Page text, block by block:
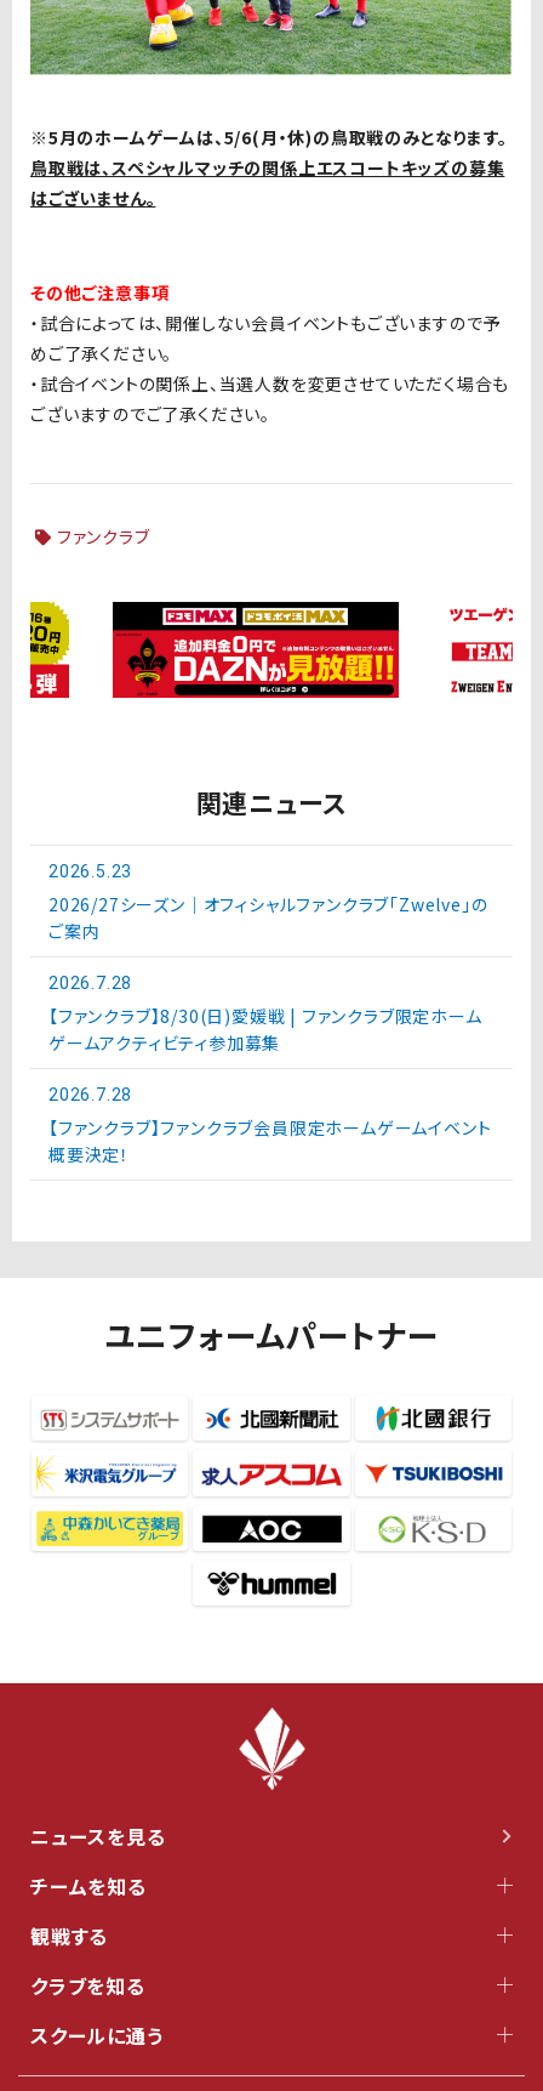
※5月のホームゲームは、5/6(月・休)の鳥取戦のみとなります。
鳥取戦は、スペシャルマッチの関係上エスコートキッズの募集
はございません。
その他ご注意事項
・試合によっては、開催しない会員イベントもございますので予
めご了承ください。
・試合イベントの関係上、当選人数を変更させていただく場合も
ございますのでご了承ください。
ファンクラブ
関連ニュース
2026.5.23
2026/27シーズン｜オフィシャルファンクラブ「Zwelve」の
ご案内
2026.7.28
【ファンクラブ】8/30(日)愛媛戦 | ファンクラブ限定ホーム
ゲームアクティビティ参加募集
2026.7.28
【ファンクラブ】ファンクラブ会員限定ホームゲームイベント
概要決定！
ユニフォームパートナー
ニュースを見る
チームを知る
観戦する
クラブを知る
スクールに通う